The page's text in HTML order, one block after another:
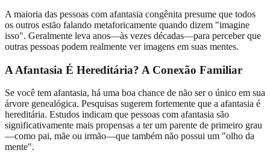
A maioria das pessoas com afantasia congênita presume que todos
os outros estão falando metaforicamente quando dizem "imagine
isso". Geralmente leva anos—às vezes décadas—para perceber que
outras pessoas podem realmente ver imagens em suas mentes.
A Afantasia É Hereditária? A Conexão Familiar
Se você tem afantasia, há uma boa chance de não ser o único em sua
árvore genealógica. Pesquisas sugerem fortemente que a afantasia é
hereditária. Estudos indicam que pessoas com afantasia são
significativamente mais propensas a ter um parente de primeiro grau
—como pai, mãe ou irmão—que também não possui um "olho da
mente".